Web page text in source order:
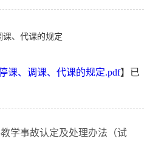
、代课的规定
课、调课、代课的规定.pdf】已
学事故认定及处理办法（试